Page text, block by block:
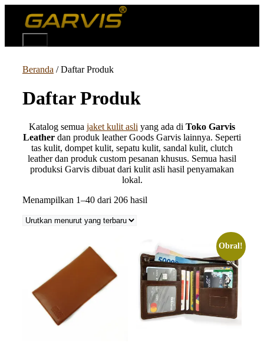
Beranda / Daftar Produk
Daftar Produk
Katalog semua jaket kulit asli yang ada di Toko Garvis
Leather dan produk leather Goods Garvis lainnya. Seperti
tas kulit, dompet kulit, sepatu kulit, sandal kulit, clutch
leather dan produk custom pesanan khusus. Semua hasil
produksi Garvis dibuat dari kulit asli hasil penyamakan
lokal.
Menampilkan 1–40 dari 206 hasil
Obral!